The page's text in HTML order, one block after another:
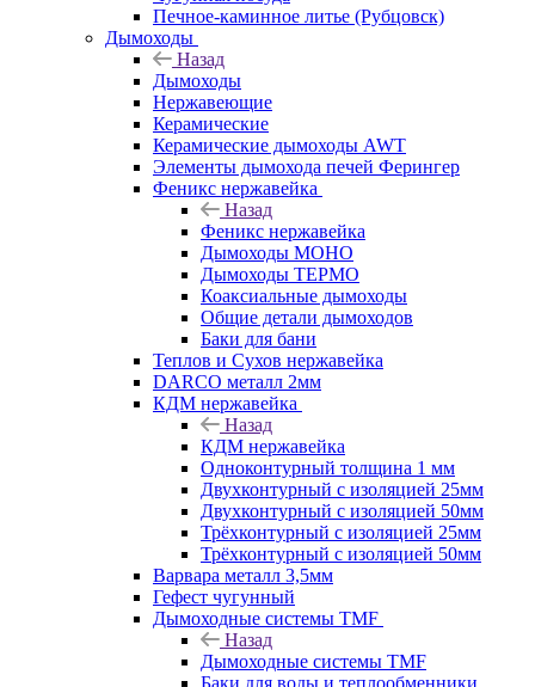
Печное-каминное литье (Рубцовск)
Дымоходы
Назад
Дымоходы
Нержавеющие
Керамические
Керамические дымоходы AWT
Элементы дымохода печей Ферингер
Феникс нержавейка
Назад
Феникс нержавейка
Дымоходы МОНО
Дымоходы ТЕРМО
Коаксиальные дымоходы
Общие детали дымоходов
Баки для бани
Теплов и Сухов нержавейка
DARCO металл 2мм
КДМ нержавейка
Назад
КДМ нержавейка
Одноконтурный толщина 1 мм
Двухконтурный с изоляцией 25мм
Двухконтурный с изоляцией 50мм
Трёхконтурный с изоляцией 25мм
Трёхконтурный с изоляцией 50мм
Варвара металл 3,5мм
Гефест чугунный
Дымоходные системы TMF
Назад
Дымоходные системы TMF
Баки для воды и теплообменники